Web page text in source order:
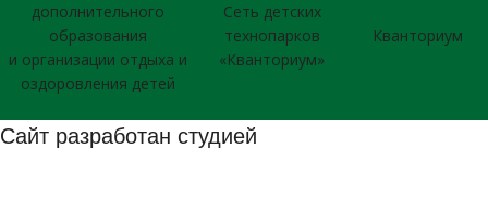
дополнительного
образования
и организации отдыха и
оздоровления детей
Сеть детских
технопарков
«Кванториум»
Кванториум
Сайт разработан студией